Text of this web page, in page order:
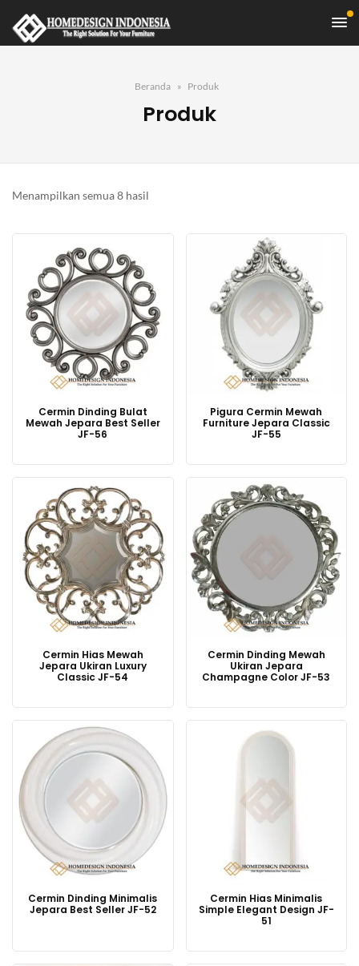
Beranda Produk
Produk
Menampilkan semua 8 hasil
yang
Cermin Dinding Bulat
Mewah Jepara Best Seller
JF-56
Pigura Cermin Mewah
Furniture Jepara Classic
JF-55
Cermin Hias Mewah
Jepara Ukiran Luxury
Classic JF-54
Cermin Dinding Mewah
Ukiran Jepara
Champagne Color JF-53
Cermin Dinding Minimalis
Jepara Best Seller JF-52
Cermin Hias Minimalis
Simple Elegant Design JF-
51